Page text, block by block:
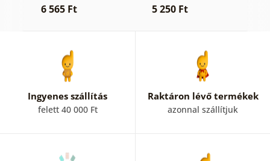
6 565 Ft 5 250 Ft
Ingyenes szállítás
felett 40 000 Ft
Raktáron lévő termékek
azonnal szállítjuk